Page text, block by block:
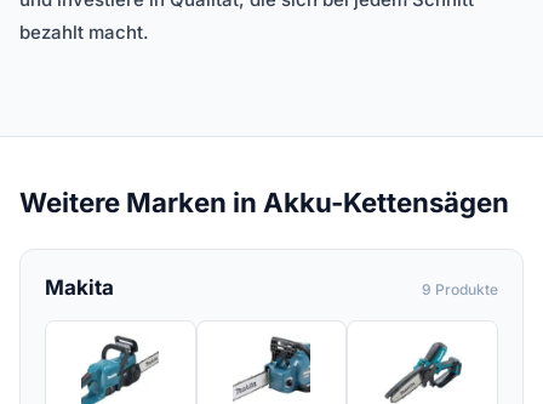
bezahlt macht.
Weitere Marken in Akku-Kettensägen
Makita 9 Produkte